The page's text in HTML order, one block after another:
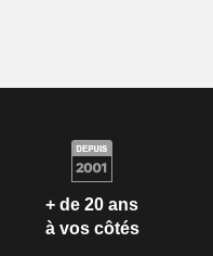
+ de 20 ans
à vos côtés